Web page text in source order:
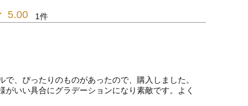
5.00 1
で、ぴったりのものがあったので、購入しました。
がいい具合にグラデーションになり素敵です。よく